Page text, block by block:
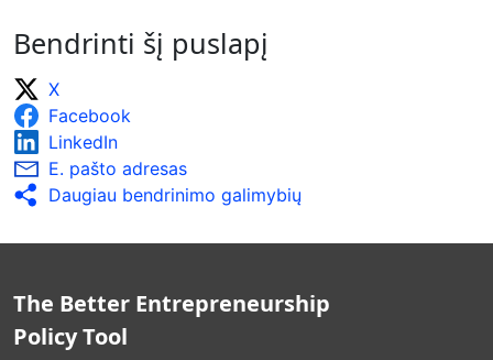
Bendrinti šį puslapį
X
Facebook
LinkedIn
E. pašto adresas
Daugiau bendrinimo galimybių
The Better Entrepreneurship
Policy Tool